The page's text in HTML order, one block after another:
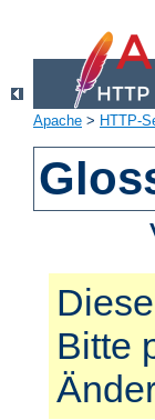
Apache > HTTP-
Bitte